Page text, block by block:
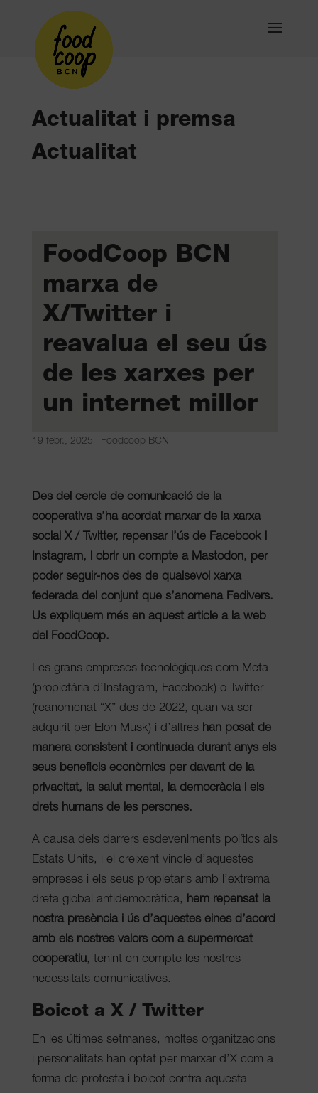
Actualitat i premsa
Actualitat
FoodCoop BCN
marxa de
X/Twitter i
reavalua el seu ús
de les xarxes per
un internet millor
19 febr., 2025 Foodcoop BCN
Des del cercle de comunicació de la
cooperativa s’ha acordat marxar de la xarxa
social X / Twitter, repensar l’ús de Facebook i
Instagram, i obrir un compte a Mastodon, per
poder seguir-nos des de qualsevol xarxa
federada del conjunt que s’anomena Fedivers.
Us expliquem més en aquest article a la web
del FoodCoop.
Les grans empreses tecnològiques com Meta
(propietària d’Instagram, Facebook) o Twitter
(reanomenat “X” des de 2022, quan va ser
adquirit per Elon Musk) i d’altres han posat de
manera consistent i continuada durant anys els
seus beneficis econòmics per davant de la
privacitat, la salut mental, la democràcia i els
drets humans de les persones.
A causa dels darrers esdeveniments polítics als
Estats Units, i el creixent vincle d’aquestes
empreses i els seus propietaris amb l’extrema
dreta global antidemocràtica, hem repensat la
nostra presència i ús d’aquestes eines d’acord
amb els nostres valors com a supermercat
cooperatiu, tenint en compte les nostres
necessitats comunicatives.
Boicot a X / Twitter
En les últimes setmanes, moltes organitzacions
i personalitats han optat per marxar d’X com a
forma de protesta i boicot contra aquesta